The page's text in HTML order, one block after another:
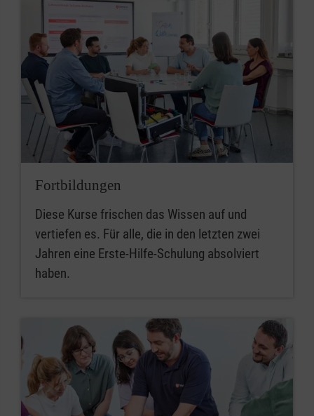
Fortbildungen
Diese Kurse frischen das Wissen auf und
vertiefen es. Für alle, die in den letzten zwei
Jahren eine Erste-Hilfe-Schulung absolviert
haben.